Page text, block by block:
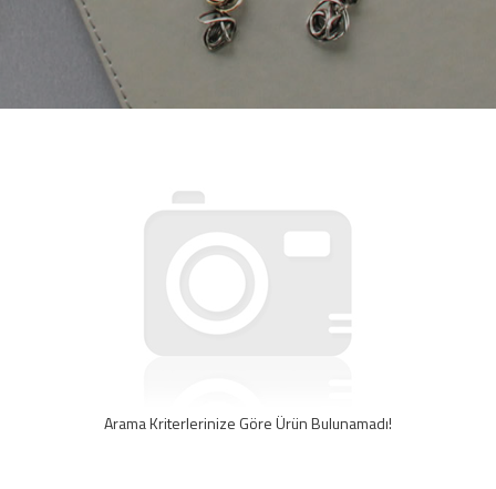
Arama Kriterlerinize Göre Ürün Bulunamadı!